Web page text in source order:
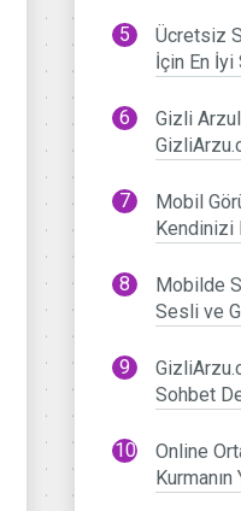
Ücretsiz
İçin En
Gizli
Mobil
Kendinizi
Mobilde
Sesli ve
Sohbet
Online
Kurmanın